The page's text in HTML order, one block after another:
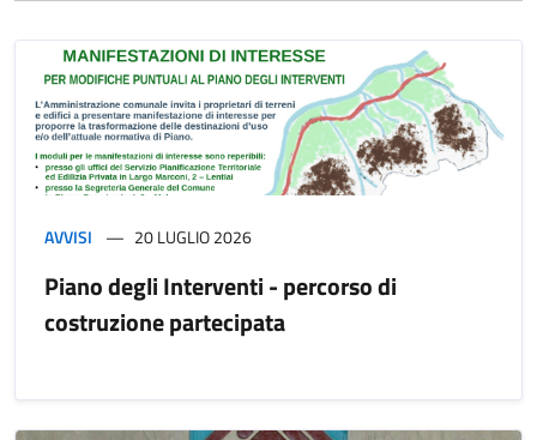
AVVISI 20 LUGLIO 2026
Piano degli Interventi - percorso di
costruzione partecipata